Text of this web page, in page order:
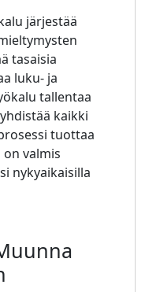
järjestää
tasaisia
luku- ja
tallentaa
kaikki
tuottaa
valmis
nykyaikaisilla